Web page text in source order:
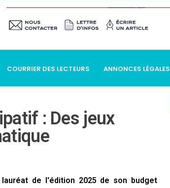
COURRIER DES LECTEURS ANNONCES LÉGALES
: Des jeux
de l'édition 2025 de son budget